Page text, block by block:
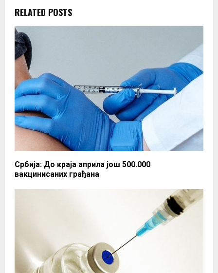
RELATED POSTS
Србија: До краја априла још 500.000
вакцинисаних грађана